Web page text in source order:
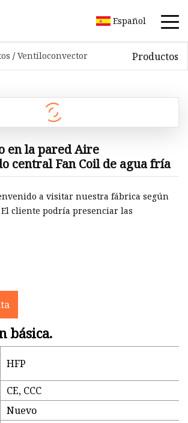
Español
/ Ventiloconvector Productos
en la pared Aire
central Fan Coil de agua fría
a visitar nuestra fábrica según
cliente podría presenciar las
básica.
HFP
CE, CCC
Nuevo